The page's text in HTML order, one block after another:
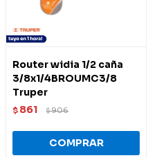
Router widia 1/2 caña
3/8x1/4BROUMC3/8
Truper
$ 861 $906